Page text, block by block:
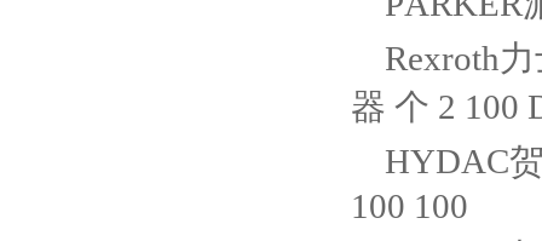
Rexroth
器 个 2 100
HYDAC
100 100